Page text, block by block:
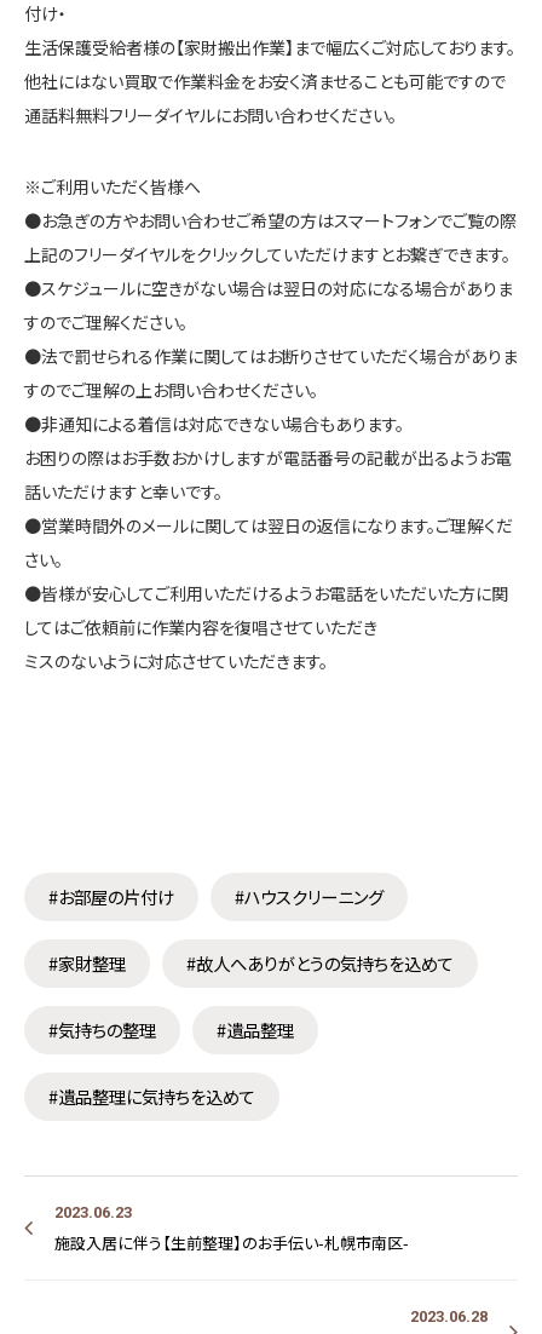
付け・
生活保護受給者様の【家財搬出作業】まで幅広くご対応しております。
他社にはない買取で作業料金をお安く済ませることも可能ですので
通話料無料フリーダイヤルにお問い合わせください。
※ご利用いただく皆様へ
●お急ぎの方やお問い合わせご希望の方はスマートフォンでご覧の際
上記のフリーダイヤルをクリックしていただけますとお繋ぎできます。
●スケジュールに空きがない場合は翌日の対応になる場合がありま
すのでご理解ください。
●法で罰せられる作業に関してはお断りさせていただく場合がありま
すのでご理解の上お問い合わせください。
●非通知による着信は対応できない場合もあります。
お困りの際はお手数おかけしますが電話番号の記載が出るようお電
話いただけますと幸いです。
●営業時間外のメールに関しては翌日の返信になります。ご理解くだ
さい。
●皆様が安心してご利用いただけるようお電話をいただいた方に関
してはご依頼前に作業内容を復唱させていただき
ミスのないように対応させていただきます。
#お部屋の片付け #ハウスクリーニング
#家財整理 #故人へありがとうの気持ちを込めて
#気持ちの整理 #遺品整理
#遺品整理に気持ちを込めて
2023.06.23
施設入居に伴う【生前整理】のお手伝い-札幌市南区-
2023.06.28